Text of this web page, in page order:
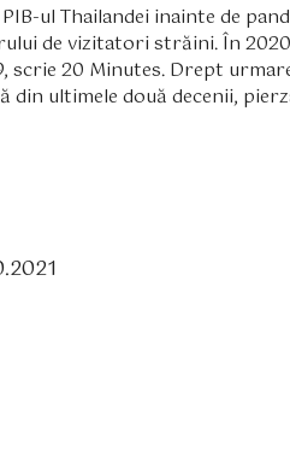
ul Thailandei inainte de
de vizitatori străini. În
scrie 20 Minutes. Drept
din ultimele două decenii,